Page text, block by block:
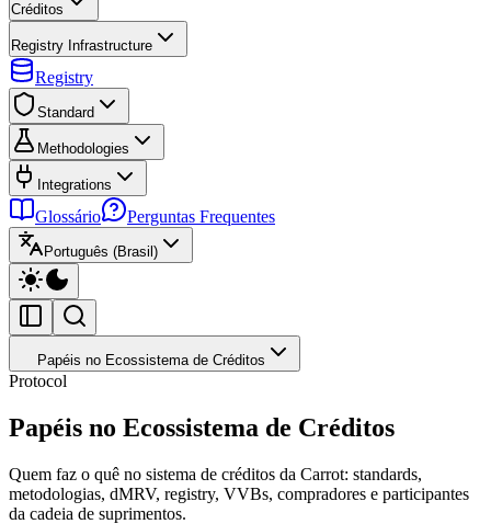
Créditos
Registry Infrastructure
Registry
Standard
Methodologies
Integrations
Glossário Perguntas Frequentes
Português (Brasil)
Papéis no Ecossistema de Créditos
Protocol
Papéis no Ecossistema de Créditos
Quem faz o quê no sistema de créditos da Carrot: standards,
metodologias, dMRV, registry, VVBs, compradores e participantes
da cadeia de suprimentos.